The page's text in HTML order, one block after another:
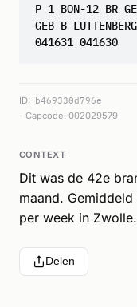
P 1 BON-12 BR
GEB B
041631 041630
ID: b469330d796e
Capcode: 002029579
CONTEXT
Dit was de 42e
maand.
per week in Zwolle.
Delen